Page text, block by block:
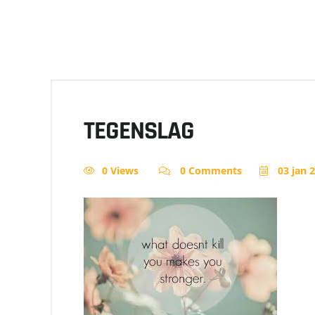
TEGENSLAG
0 Views 0 Comments 03 jan